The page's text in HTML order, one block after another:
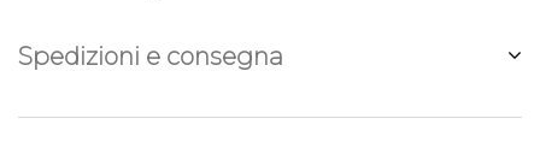
Spedizioni e consegna